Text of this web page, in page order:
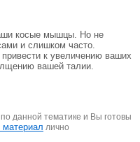
косые мышцы. Но не
и слишком часто.
к увеличению ваших
вашей талии.
данной тематике и Вы готовы
материал лично